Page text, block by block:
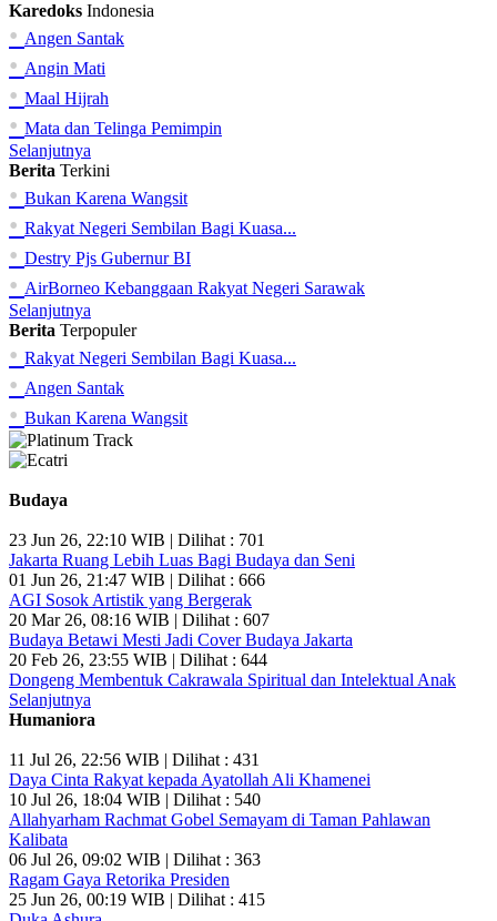
Karedoks Indonesia
• Angen Santak
• Angin Mati
• Maal Hijrah
• Mata dan Telinga Pemimpin
Selanjutnya
Berita Terkini
• Bukan Karena Wangsit
• Rakyat Negeri Sembilan Bagi Kuasa...
• Destry Pjs Gubernur BI
• AirBorneo Kebanggaan Rakyat Negeri Sarawak
Selanjutnya
Berita Terpopuler
• Rakyat Negeri Sembilan Bagi Kuasa...
• Angen Santak
• Bukan Karena Wangsit
Budaya
23 Jun 26, 22:10 WIB | Dilihat : 701
Jakarta Ruang Lebih Luas Bagi Budaya dan Seni
01 Jun 26, 21:47 WIB | Dilihat : 666
AGI Sosok Artistik yang Bergerak
20 Mar 26, 08:16 WIB | Dilihat : 607
Budaya Betawi Mesti Jadi Cover Budaya Jakarta
20 Feb 26, 23:55 WIB | Dilihat : 644
Dongeng Membentuk Cakrawala Spiritual dan Intelektual Anak
Selanjutnya
Humaniora
11 Jul 26, 22:56 WIB | Dilihat : 431
Daya Cinta Rakyat kepada Ayatollah Ali Khamenei
10 Jul 26, 18:04 WIB | Dilihat : 540
Allahyarham Rachmat Gobel Semayam di Taman Pahlawan
Kalibata
06 Jul 26, 09:02 WIB | Dilihat : 363
Ragam Gaya Retorika Presiden
25 Jun 26, 00:19 WIB | Dilihat : 415